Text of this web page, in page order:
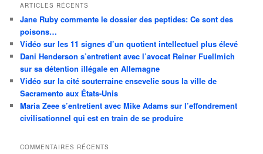
ARTICLES RÉCENTS
Jane Ruby commente le dossier des peptides: Ce sont des
poisons…
Vidéo sur les 11 signes d’un quotient intellectuel plus élevé
Dani Henderson s’entretient avec l’avocat Reiner Fuellmich
sur sa détention illégale en Allemagne
Vidéo sur la cité souterraine ensevelie sous la ville de
Sacramento aux États-Unis
Maria Zeee s’entretient avec Mike Adams sur l’effondrement
civilisationnel qui est en train de se produire
COMMENTAIRES RÉCENTS